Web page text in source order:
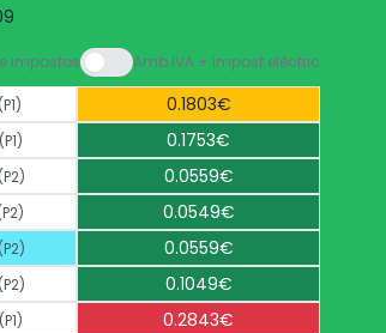
impostos Amb IVA + impost elèctric
(P1)
0.1803€
(P1)
0.1753€
(P2)
0.0559€
0.0549€
(P2)
0.0559€
(P2)
0.1049€
(P1)
0.2843€